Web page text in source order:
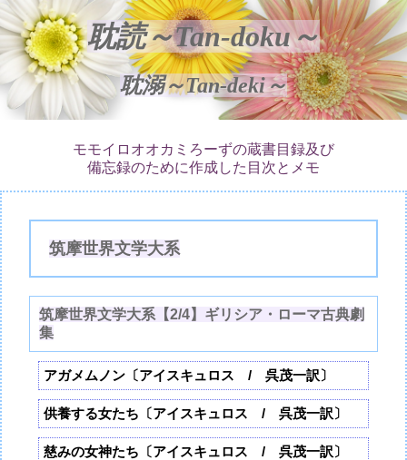
耽読～Tan-doku～
耽溺～Tan-deki～
モモイロオオカミろーずの蔵書目録及び
備忘録のために作成した目次とメモ
筑摩世界文学大系
筑摩世界文学大系【2/4】ギリシア・ローマ古典劇
集
アガメムノン〔アイスキュロス / 呉茂一訳〕
供養する女たち〔アイスキュロス / 呉茂一訳〕
慈みの女神たち〔アイスキュロス / 呉茂一訳〕